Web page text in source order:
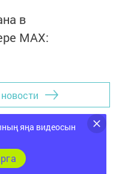
в
MАХ:
яңа видеосын